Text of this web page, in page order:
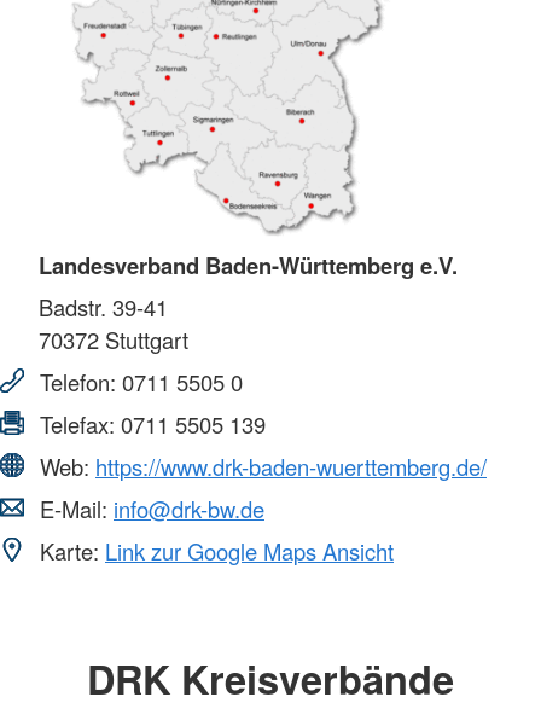
Landesverband Baden-Württemberg e.V.
Badstr. 39-41
70372 Stuttgart
Telefon: 0711 5505 0
Telefax: 0711 5505 139
Web: https://www.drk-baden-wuerttemberg.de/
E-Mail: info@drk-bw.de
Karte: Link zur Google Maps Ansicht
DRK Kreisverbände